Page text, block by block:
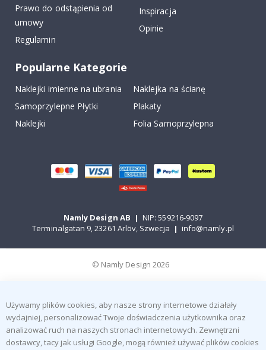
Prawo do odstąpienia od
umowy
Regulamin
Inspiracja
Opinie
Popularne Kategorie
Naklejki imienne na ubrania
Naklejka na ścianę
Samoprzylepne Płytki
Plakaty
Naklejki
Folia Samoprzylepna
Namly Design AB | NIP: 559216-9097
Terminalgatan 9, 23261 Arlöv, Szwecja | info@namly.pl
© Namly Design 2026
Używamy plików cookies, aby nasze strony internetowe działały
wydajniej, personalizować Twoje doświadczenia użytkownika oraz
analizować ruch na naszych stronach internetowych. Zewnętrzni
dostawcy, tacy jak usługi Google, mogą również używać plików cookies